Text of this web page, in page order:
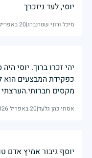
יוסי, לעד ניזכרך
מיכל ורוני שטרנברג|20 באפריל 2026
כפקידת המבצעים הוא
מקסים חברותי.הערצתי
אסתי כהן גלעד|20 באפריל 2026
יוסף גיבור אמיץ אדם